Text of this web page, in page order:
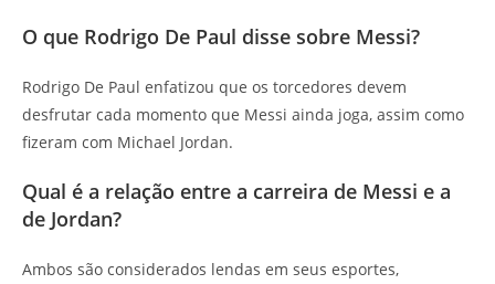
O que Rodrigo De Paul disse sobre Messi?
Rodrigo De Paul enfatizou que os torcedores devem
desfrutar cada momento que Messi ainda joga, assim como
fizeram com Michael Jordan.
Qual é a relação entre a carreira de Messi e a
de Jordan?
Ambos são considerados lendas em seus esportes,